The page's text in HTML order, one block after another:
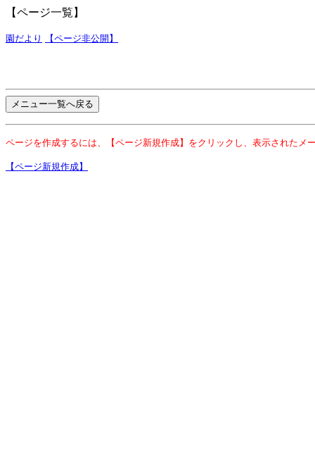
【ページ一覧】
園だより 【ページ非公開】
ページを作成するには、【ページ新規作成】をクリックし、表示されたメ
【ページ新規作成】